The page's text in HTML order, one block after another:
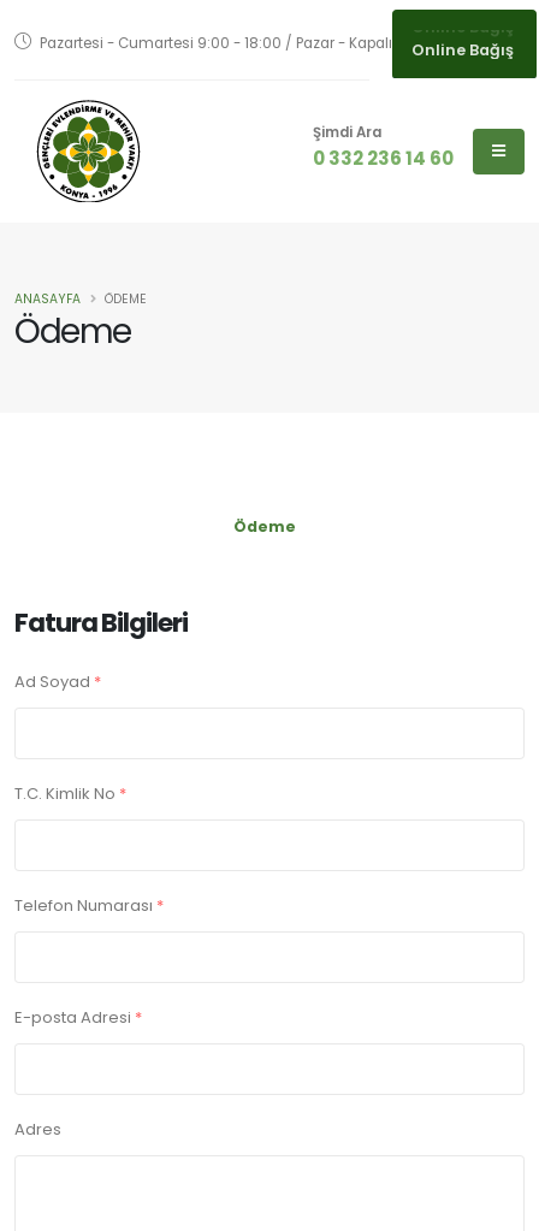
Pazartesi - Cumartesi 9:00 - 18:00 / Pazar - Kapalı Online Bağış
Şimdi Ara
0 332 236 14 60
Ödeme
ANASAYFA ÖDEME
Ödeme
Fatura Bilgileri
Ad Soyad *
T.C. Kimlik No *
Telefon Numarası *
E-posta Adresi *
Adres